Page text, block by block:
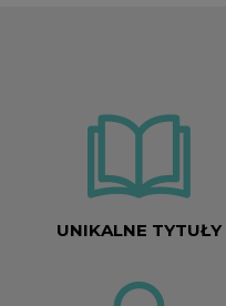
UNIKALNE TYTUŁY